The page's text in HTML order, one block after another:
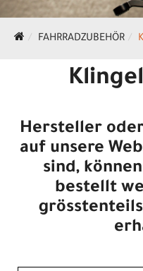
FAHRRADZUBEHÖR
Hersteller
auf unsere
sind,
bestellt